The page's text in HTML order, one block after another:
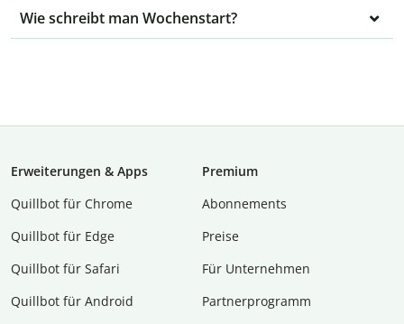
Wie schreibt man Wochenstart?
Erweiterungen & Apps
Quillbot für Chrome
Quillbot für Edge
Quillbot für Safari
Quillbot für Android
Premium
Abon­ne­ments
Preise
Für Unternehmen
Partnerprogramm